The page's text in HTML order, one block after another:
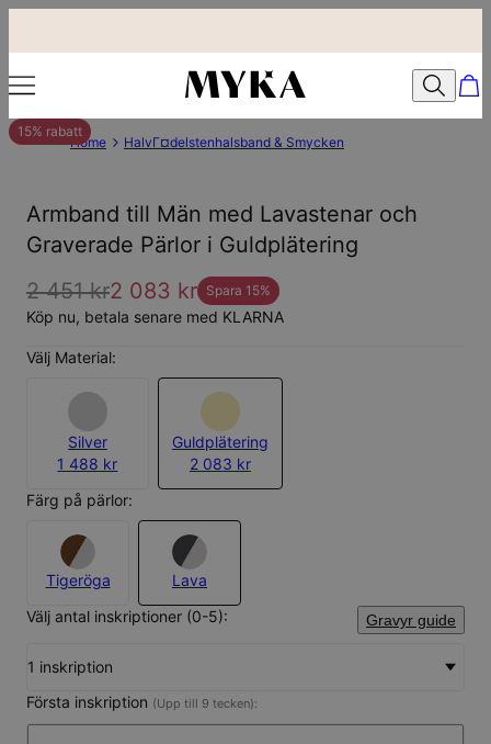
15% rabatt
Home HalvГ¤delstenhalsband & Smycken
Armband till Män med Lavastenar och
Graverade Pärlor i Guldplätering
2 451 kr2 083 kr Spara 15%
Köp nu, betala senare med KLARNA
Välj Material:
Silver
1 488 kr
Guldplätering
2 083 kr
Färg på pärlor:
Tigeröga
Lava
Välj antal inskriptioner (0-5):
Gravyr guide
1 inskription
Första inskription (Upp till 9 tecken):